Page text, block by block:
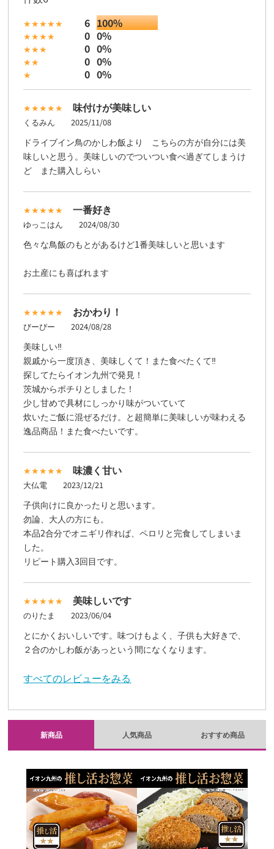
6 100%
0 0%
0 0%
0 0%
0 0%
味付けが美味しい
くるみん 2025/11/08
ドライブイン鳥のかしわ飯より こちらの方が自分には美
味しいと思う。美味しいのでついつい食べ過ぎてしまうけ
ど また購入しらい
一番好き
ゆっこはん 2024/08/30
色々な鳥飯のもとがあるけど1番美味しいと思います
お土産にも喜ばれます
おかわり！
びーぴー 2024/08/28
美味しい‼︎
親戚から一度頂き、美味しくて！また食べたくて‼︎
探してたらイオン九州で発見！
茨城からポチりとしました！
少し甘めで具材にしっかり味がついていて
炊いたご飯に混ぜるだけ。と超簡単に美味しいが味わえる
逸品商品！また食べたいです。
味濃く甘い
大仏電 2023/12/21
子供向けに良かったりと思います。
勿論、大人の方にも。
本品2合分でオニギリ作れば、ペロリと完食してしまいま
した。
リピート購入3回目です。
美味しいです
のりたま 2023/06/04
とにかくおいしいです。味つけもよく、子供も大好きで、
２合のかしわ飯があっという間になくなります。
すべてのレビューをみる
新商品 人気商品 おすすめ商品